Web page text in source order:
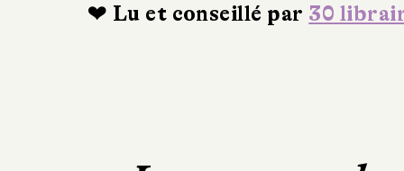
❤ Lu et conseillé par 30